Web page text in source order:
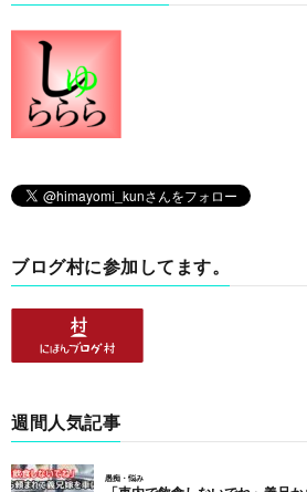
ブログ村に参加してます。
週間人気記事